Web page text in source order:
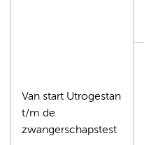
Van start Utrogestan
t/m de
zwangerschapstest